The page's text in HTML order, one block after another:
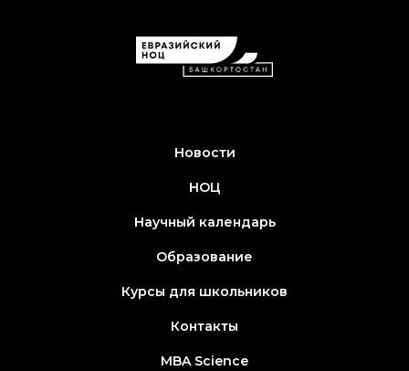
Новости
НОЦ
Научный календарь
Образование
Курсы для школьников
Контакты
MBA Science